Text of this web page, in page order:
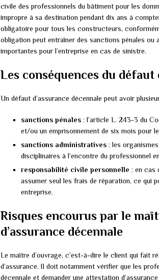
civile des professionnels du bâtiment pour les
impropre à sa destination pendant dix ans à
obligatoire pour tous les constructeurs,
obligation peut entraîner des sanctions pénales ou
importantes pour l’entreprise en cas de sinistre.
Les conséquences du défaut
Un défaut d’assurance décennale peut avoir
sanctions pénales : l’article L. 243-3 du
et/ou un emprisonnement de six mois pour
sanctions administratives : les
disciplinaires à l’encontre du professionnel
responsabilité civile personnelle : en cas
assumer seul les frais de réparation, ce qui
entreprise.
Risques encourus par le
d’assurance décennale
Le maître d’ouvrage, c’est-à-dire le client qui fait
d’assurance. Il doit notamment vérifier que les
décennale et demander une attestation